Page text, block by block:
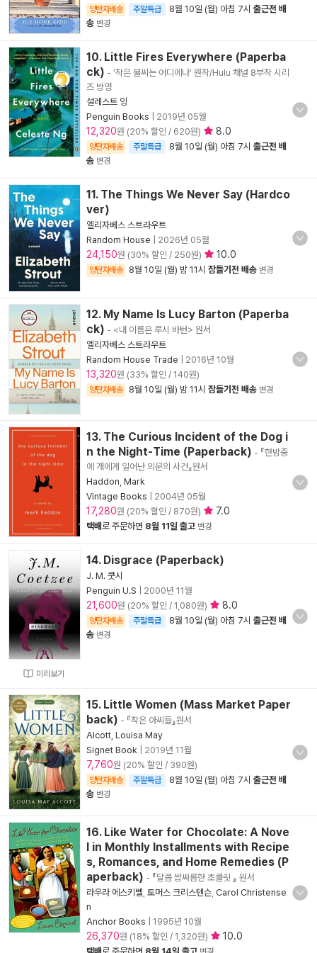
양탄자배송 주말특급 8월 10일 (월) 아침 7시 출근전 배
송 변경
10. Little Fires Everywhere (Paperba
ck) - '작은 불씨는 어디에나' 원작/Hulu 채널 8부작 시리
즈 방영
설레스트 잉
Penguin Books
2019년 05월
12,320원 (20% 할인 / 620원) 8.0
양탄자배송 주말특급 8월 10일 (월) 아침 7시 출근전 배
송 변경
11. The Things We Never Say (Hardco
ver)
엘리자베스 스트라우트
Random House
2026년 05월
24,150원 (30% 할인 / 250원) 10.0
양탄자배송 8월 10일 (월) 밤 11시 잠들기전 배송 변경
12. My Name Is Lucy Barton (Paperba
ck) - <내 이름은 루시 바턴> 원서
엘리자베스 스트라우트
Random House Trade
2016년 10월
13,320원 (33% 할인 / 140원)
양탄자배송 8월 10일 (월) 밤 11시 잠들기전 배송 변경
13. The Curious Incident of the Dog i
n the Night-Time (Paperback) - 『한밤중
에 개에게 일어난 의문의 사건』원서
Haddon, Mark
Vintage Books
2004년 05월
17,280원 (20% 할인 / 870원) 7.0
택배로 주문하면 8월 11일 출고 변경
미리보기
14. Disgrace (Paperback)
J. M. 쿳시
Penguin U.S
2000년 11월
21,600원 (20% 할인 / 1,080원) 8.0
양탄자배송 주말특급 8월 10일 (월) 아침 7시 출근전 배
송 변경
15. Little Women (Mass Market Paper
back) - 『작은 아씨들』원서
Alcott, Louisa May
Signet Book
2019년 11월
7,760원 (20% 할인 / 390원)
양탄자배송 주말특급 8월 10일 (월) 아침 7시 출근전 배
송 변경
16. Like Water for Chocolate: A Nove
l in Monthly Installments with Recipe
s, Romances, and Home Remedies (P
aperback) - 『달콤 쌉싸름한 초콜릿 』 원서
라우라 에스키벨 토머스 크리스텐슨 Carol Christense
n
Anchor Books
1995년 10월
26,370원 (18% 할인 / 1,320원) 10.0